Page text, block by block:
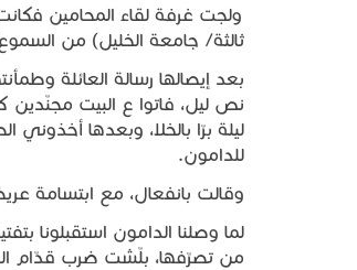
ثالثة/ جامعة الخليل) من
نص ليل، فاتوا ع البيت مجنّدين
ليلة برّا بالخلا، وبعدها
للدامون.
وقالت بانفعال، مع ابتسامة
لما وصلنا الدامون استقبلونا
من تصرّفها، بلّشت ضرب قدّام